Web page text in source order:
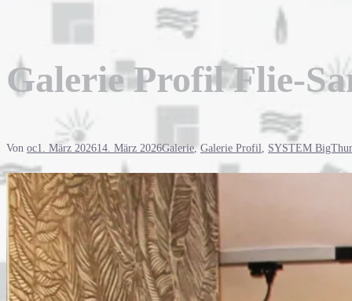
Galerie Profil Flie-
Von oc1. März 202614. März 2026Galerie, Galerie Profil SYSTEM